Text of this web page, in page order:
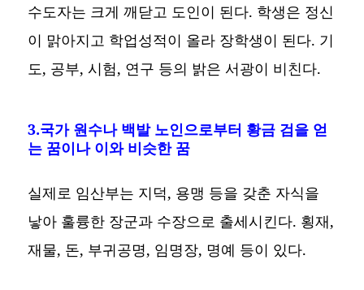
수도자는 크게 깨닫고 도인이 된다. 학생은 정신
이 맑아지고 학업성적이 올라 장학생이 된다. 기
도, 공부, 시험, 연구 등의 밝은 서광이 비친다.
3.국가 원수나 백발 노인으로부터 황금 검을 얻
는 꿈이나 이와 비슷한 꿈
실제로 임산부는 지덕, 용맹 등을 갖춘 자식을
낳아 훌륭한 장군과 수장으로 출세시킨다. 횡재,
재물, 돈, 부귀공명, 임명장, 명예 등이 있다.